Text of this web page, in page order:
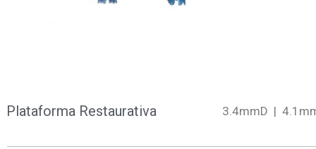
Plataforma Restaurativa 3.4mmD |